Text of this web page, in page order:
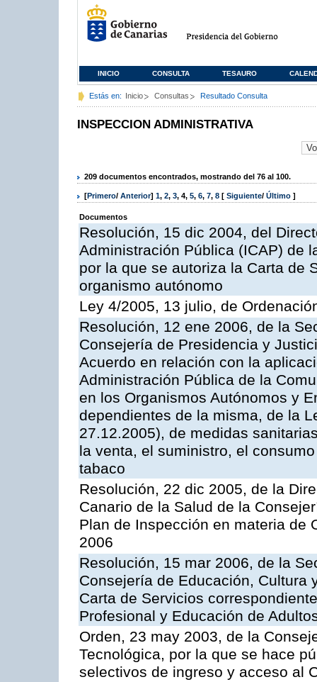
INICIO CONSULTA TESAURO
Estás en: Inicio Consultas Resultado Consulta
INSPECCION ADMINISTRATIVA
209 documentos encontrados, mostrando del 76 al 100.
[Primero/ Anterior] 1, 2, 3, 4, 5, 6, 7, 8 [ Siguiente/ Último ]
Documentos
Resolución, 15 dic 2004, del
Administración Pública (ICAP) de
por la que se autoriza la Carta de
organismo autónomo
Ley 4/2005, 13 julio, de
Resolución, 12 ene 2006, de la
Consejería de Presidencia y
Acuerdo en relación con la
Administración Pública de la
en los Organismos Autónomos y
dependientes de la misma, de la
27.12.2005), de medidas
la venta, el suministro, el
tabaco
Resolución, 22 dic 2005, de la
Canario de la Salud de la
Plan de Inspección en materia de
2006
Resolución, 15 mar 2006, de la
Consejería de Educación, Cultura
Carta de Servicios
Profesional y Educación de
Orden, 23 may 2003, de la
Tecnológica, por la que se hace
selectivos de ingreso y acceso al